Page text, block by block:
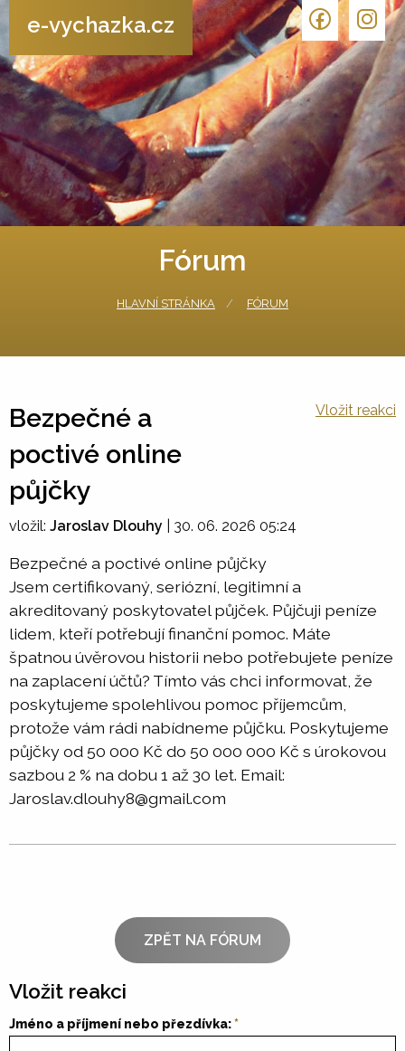
e-vychazka.cz
Fórum
HLAVNÍ STRÁNKA FÓRUM
Bezpečné a
poctivé online
půjčky
Vložit reakci
vložil: Jaroslav Dlouhy 30. 06. 2026 05:24
Bezpečné a poctivé online půjčky
Jsem certifikovaný, seriózní, legitimní a
akreditovaný poskytovatel půjček. Půjčuji peníze
lidem, kteří potřebují finanční pomoc. Máte
špatnou úvěrovou historii nebo potřebujete peníze
na zaplacení účtů? Tímto vás chci informovat, že
poskytujeme spolehlivou pomoc příjemcům,
protože vám rádi nabídneme půjčku. Poskytujeme
půjčky od 50 000 Kč do 50 000 000 Kč s úrokovou
sazbou 2 % na dobu 1 až 30 let. Email:
Jaroslav.dlouhy8@gmail.com
ZPĚT NA FÓRUM
Vložit reakci
Jméno a příjmení nebo přezdívka: